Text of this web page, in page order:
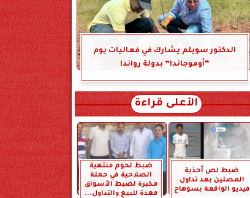
الدكتور سويلم يشارك في فعاليات يوم
“أوموجاندا” بدولة رواندا
الأعلى قراءة
ضبط لص أحذية
المصلين بعد تداول
فيديو الواقعة بسوهاج
ضبط لحوم منتهية
الصلاحية في حملة
مكبرة لضبط الأسواق
معدة للبيع والتداول...